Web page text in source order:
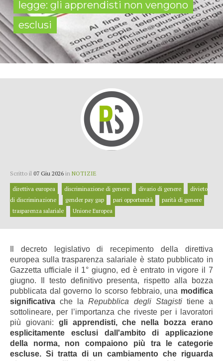
legge: gli apprendisti non vengono
esclusi
Scritto il 07 Giu 2026 in NOTIZIE
direttiva europea discriminazione di genere divario di genere
divieto
di discriminazione
gender pay gap pari opportunità
parità di genere
trasparenza salariale
Unione Europea
Il decreto legislativo di recepimento della direttiva
europea sulla trasparenza salariale è stato pubblicato in
Gazzetta ufficiale il 1° giugno, ed è entrato in vigore il 7
giugno. Il testo definitivo presenta, rispetto alla bozza
pubblicata dal governo lo scorso febbraio, una modifica
significativa che laRepubblica degli Stagistitiene a
sottolineare, per l’importanza che riveste per i lavoratori
più giovani: gli apprendisti, che nella bozza erano
esplicitamente esclusi dall'ambito di applicazione
della norma, non compaiono più tra le categorie
escluse. Si tratta di un cambiamento che riguarda